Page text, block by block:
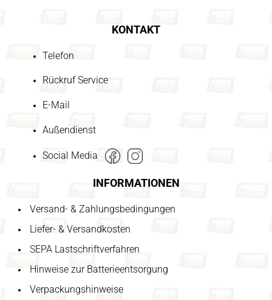
KONTAKT
Telefon
Rückruf Service
E-Mail
Außendienst
Social Media
INFORMATIONEN
Versand- & Zahlungsbedingungen
Liefer- & Versandkosten
SEPA Lastschriftverfahren
Hinweise zur Batterieentsorgung
Verpackungshinweise